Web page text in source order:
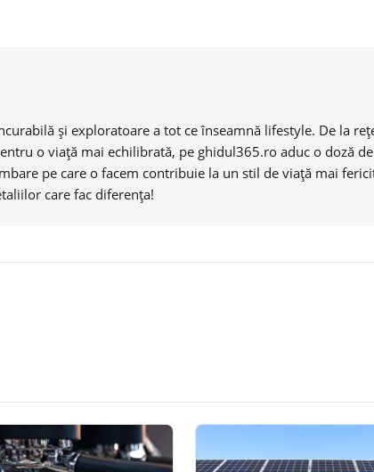
și exploratoare a tot ce înseamnă lifestyle. De la
o viață mai echilibrată, pe ghidul365.ro aduc o doză
pe care o facem contribuie la un stil de viață mai
care fac diferența!